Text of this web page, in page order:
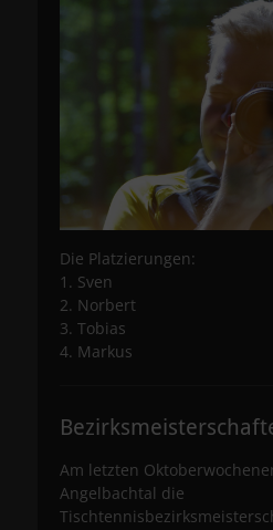
Die Platzierungen:
1. Sven
2. Norbert
3. Tobias
4. Markus
Am letzten
Angelbachtal die